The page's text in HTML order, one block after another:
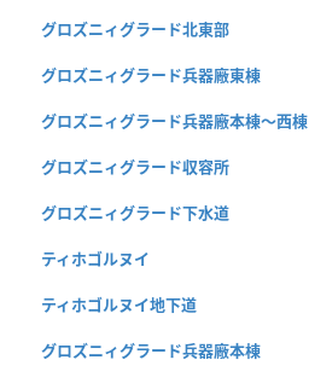
グロズニィグラード北東部
グロズニィグラード兵器廠東棟
グロズニィグラード兵器廠本棟〜西棟
グロズニィグラード収容所
グロズニィグラード下水道
ティホゴルヌイ
ティホゴルヌイ地下道
グロズニィグラード兵器廠本棟